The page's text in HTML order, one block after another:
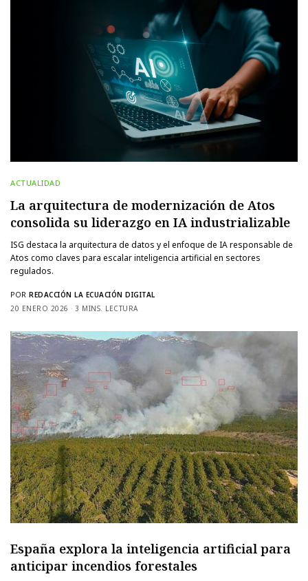
ACTUALIDAD
La arquitectura de modernización de Atos
consolida su liderazgo en IA industrializable
ISG destaca la arquitectura de datos y el enfoque de IA responsable de
Atos como claves para escalar inteligencia artificial en sectores
regulados.
POR REDACCIÓN LA ECUACIÓN DIGITAL
20 ENERO 2026
3 MINS. LECTURA
España explora la inteligencia artificial para
anticipar incendios forestales